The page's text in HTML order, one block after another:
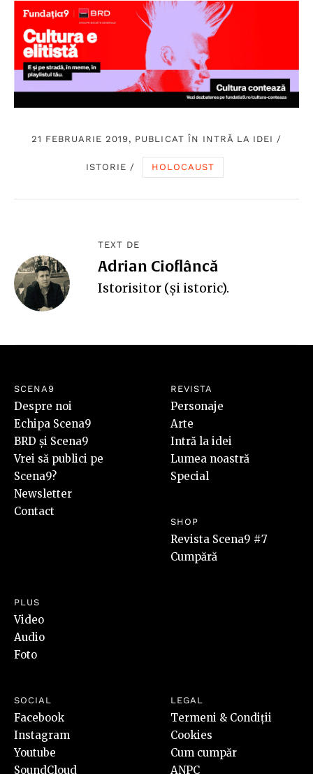
21 FEBRUARIE 2019, PUBLICAT ÎN INTRĂ LA IDEI /
ISTORIE / HOLOCAUST
TEXT DE
Adrian Cioflâncă
Istorisitor (și istoric).
SCENA9
Despre noi
Echipa Scena9
BRD și Scena9
Vrei să publici pe
Scena9?
Newsletter
Contact
REVISTA
Personaje
Arte
Intră la idei
Lumea noastră
Special
SHOP
Revista Scena9 #7
Cumpără
PLUS
Video
Audio
Foto
SOCIAL
Facebook
Instagram
Youtube
SoundCloud
LEGAL
Termeni & Condiții
Cookies
Cum cumpăr
ANPC